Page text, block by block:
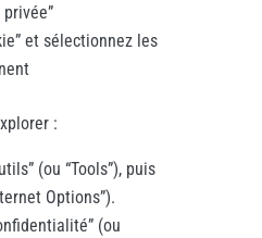
et sélectionnez les
:
(ou “Tools”), puis
Options”).
(ou